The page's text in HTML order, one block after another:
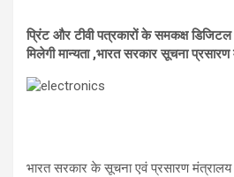
at
s
A
ce
b
gr
ail
प्रिंट और टीवी पत्रकारों के समकक्ष डिजिटल
मिलेगी मान्यता ,भारत सरकार सूचना
भारत सरकार के सूचना एवं प्रसारण मंत्रालय